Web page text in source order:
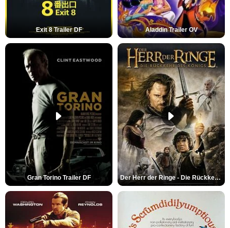
Exit 8 Trailer DF Aladdin Trailer OV
Gran Torino Trailer DF Der Herr der Ringe - Die Rückkehr des Königs Trailer OV